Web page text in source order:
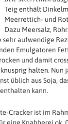
Teig enthält
Meerrettich- und
Dazu Meersalz,
aufwendige
Emulgatoren
und damit
halten. Nun
üblich aus Soja,
kann.
Cracker ist im